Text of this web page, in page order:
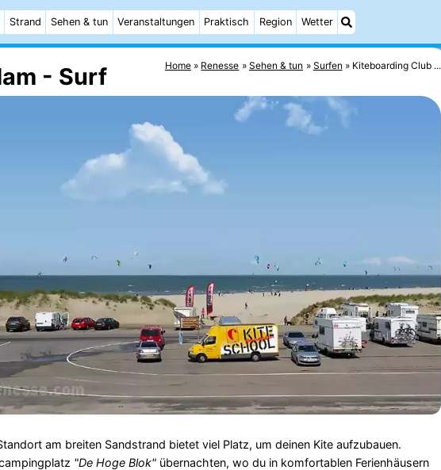
Strand Sehen & tun Veranstaltungen Praktisch Region Wetter
Home Renesse Sehen & tun Surfen Kiteboarding Club ...
- Surf
am breiten Sandstrand bietet viel Platz, um deinen Kite aufzubauen.
"De Hoge Blok"übernachten, wo du in komfortablen Ferienhäusern